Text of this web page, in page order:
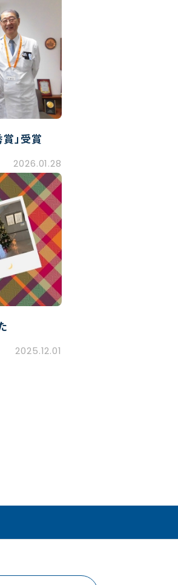
」受賞
2026.01.28
2025.12.01